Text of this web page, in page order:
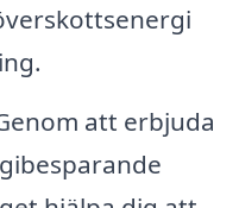
att erbjuda